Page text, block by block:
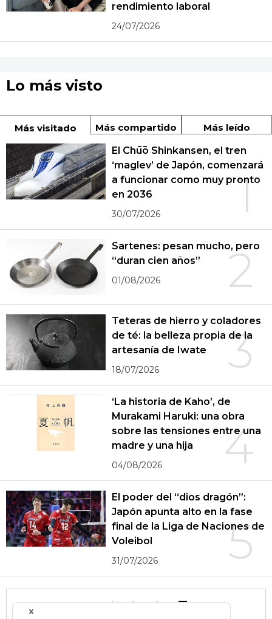
rendimiento laboral
24/07/2026
Lo más visto
Más visitado Más compartido Más leído
1
El Chūō Shinkansen, el tren
‘maglev’ de Japón, comenzará
a funcionar como muy pronto
en 2036
30/07/2026
2
Sartenes: pesan mucho, pero
“duran cien años”
01/08/2026
3
Teteras de hierro y coladores
de té: la belleza propia de la
artesanía de Iwate
18/07/2026
4
‘La historia de Kaho’, de
Murakami Haruki: una obra
sobre las tensiones entre una
madre y una hija
04/08/2026
5
El poder del “dios dragón”:
Japón apunta alto en la fase
final de la Liga de Naciones de
Voleibol
31/07/2026
More in this series